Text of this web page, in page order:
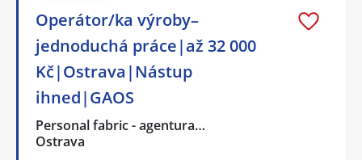
Operátor/ka výroby–
jednoduchá práce|až 32 000
Kč|Ostrava|Nástup
ihned|GAOS
Personal fabric - agentura…
Ostrava